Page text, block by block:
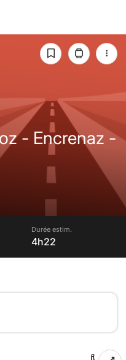
Durée estim.
4h22